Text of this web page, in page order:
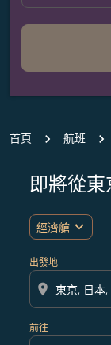
首頁 航班
即將從
經濟艙 expand_more
出發地
location_on
前往
無符合您設定